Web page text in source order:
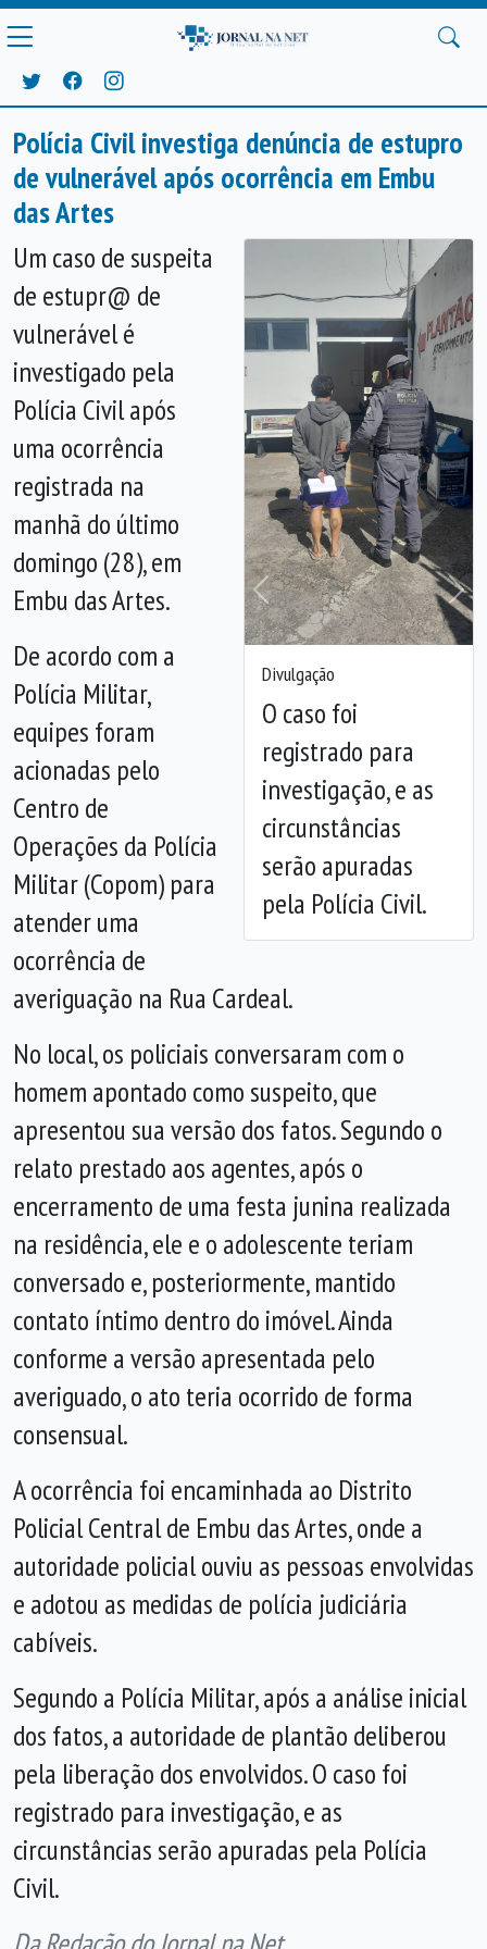
Polícia Civil investiga denúncia de estupro
de vulnerável após ocorrência em Embu
das Artes
Divulgação
O caso foi
registrado para
investigação, e as
circunstâncias
serão apuradas
pela Polícia Civil.
Anterior
Um caso de suspeita
de estupr@ de
vulnerável é
investigado pela
Polícia Civil após
uma ocorrência
registrada na
manhã do último
domingo (28), em
Embu das Artes.
De acordo com a
Polícia Militar,
equipes foram
acionadas pelo
Centro de
Operações da Polícia
Militar (Copom) para
atender uma
ocorrência de
averiguação na Rua Cardeal.
No local, os policiais conversaram com o
homem apontado como suspeito, que
apresentou sua versão dos fatos. Segundo o
relato prestado aos agentes, após o
encerramento de uma festa junina realizada
na residência, ele e o adolescente teriam
conversado e, posteriormente, mantido
contato íntimo dentro do imóvel. Ainda
conforme a versão apresentada pelo
averiguado, o ato teria ocorrido de forma
consensual.
A ocorrência foi encaminhada ao Distrito
Policial Central de Embu das Artes, onde a
autoridade policial ouviu as pessoas envolvidas
e adotou as medidas de polícia judiciária
cabíveis.
Segundo a Polícia Militar, após a análise inicial
dos fatos, a autoridade de plantão deliberou
pela liberação dos envolvidos. O caso foi
registrado para investigação, e as
circunstâncias serão apuradas pela Polícia
Civil.